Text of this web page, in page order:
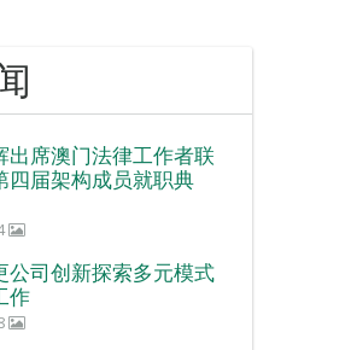
出席澳门法律工作者联
四届架构成员就职典
公司创新探索多元模式
作